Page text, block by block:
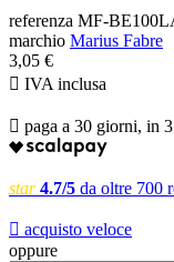
referenza MF-
marchio Marius Fabre
3,05 €
 IVA inclusa
 paga a 30 giorni, in
star 4.7/5 da oltre 700
 acquisto veloce
oppure